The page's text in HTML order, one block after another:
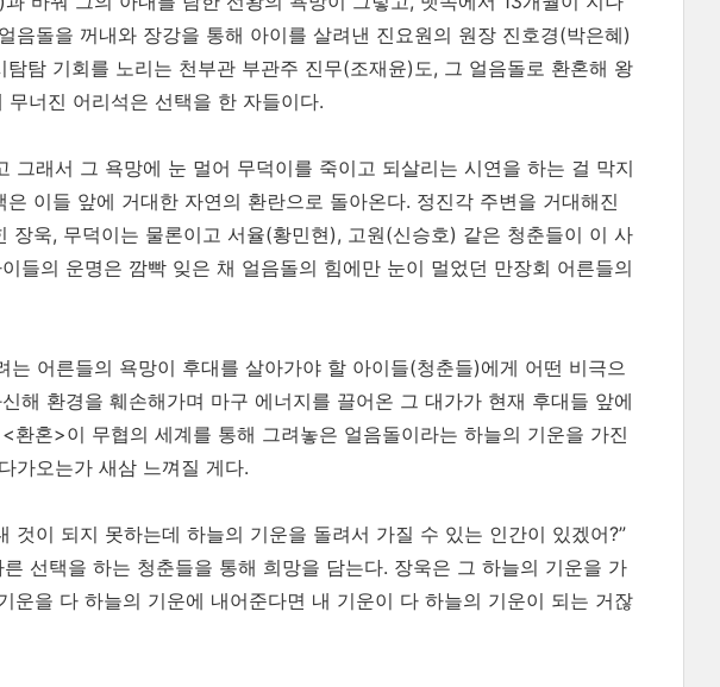
음돌을 꺼내와 장강을 통해 아이를 살려낸 진요원의 원장 진호경(박은혜)
탐 기회를 노리는 천부관 부관주 진무(조재윤)도, 그 얼음돌로 환혼해 왕
너진 어리석은 선택을 한 자들이다.
그래서 그 욕망에 눈 멀어 무덕이를 죽이고 되살리는 시연을 하는 걸 막지
이들 앞에 거대한 자연의 환란으로 돌아온다. 정진각 주변을 거대해진
장욱, 무덕이는 물론이고 서율(황민현), 고원(신승호) 같은 청춘들이 이 사
들의 운명은 깜빡 잊은 채 얼음돌의 힘에만 눈이 멀었던 만장회 어른들의
어른들의 욕망이 후대를 살아가야 할 아이들(청춘들)에게 어떤 비극으
해 환경을 훼손해가며 마구 에너지를 끌어온 그 대가가 현재 후대들 앞에
혼>이 무협의 세계를 통해 그려놓은 얼음돌이라는 하늘의 기운을 가진
가오는가 새삼 느껴질 게다.
것이 되지 못하는데 하늘의 기운을 돌려서 가질 수 있는 인간이 있겠어?”
선택을 하는 청춘들을 통해 희망을 담는다. 장욱은 그 하늘의 기운을 가
운을 다 하늘의 기운에 내어준다면 내 기운이 다 하늘의 기운이 되는 거잖